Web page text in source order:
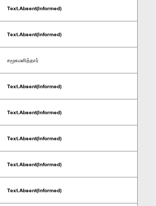
Text.Absent(Informed)
Text.Absent(Informed)
சமூகமளித்தார்
Text.Absent(Informed)
Text.Absent(Informed)
Text.Absent(Informed)
Text.Absent(Informed)
Text.Absent(Informed)